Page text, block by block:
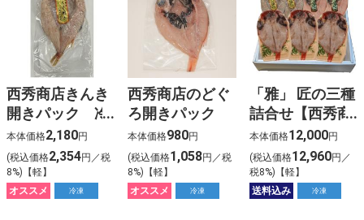
西秀商店きんき
開きパック 冷
凍
本体価格2,180円
(税込価格2,354円／税
8%)【軽】
オススメ
冷凍
西秀商店のどぐ
ろ開きパック
本体価格980円
(税込価格1,058円／税
8%)【軽】
オススメ
冷凍
「雅」 匠の三種
詰合せ【西秀商
店】
本体価格12,000円
(税込価格12,960円／
税8%)【軽】
送料込み
冷凍